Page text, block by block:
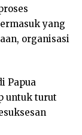
yang
organisasi
Papua
untuk turut